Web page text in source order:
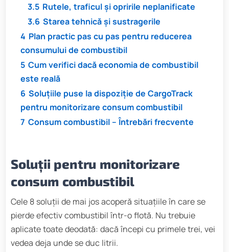
3.5 Rutele, traficul și opririle neplanificate
3.6 Starea tehnică și sustragerile
4 Plan practic pas cu pas pentru reducerea
consumului de combustibil
5 Cum verifici dacă economia de combustibil
este reală
6 Soluțiile puse la dispoziție de CargoTrack
pentru monitorizare consum combustibil
7 Consum combustibil – Întrebări frecvente
Soluții pentru monitorizare
consum combustibil
Cele 8 soluții de mai jos acoperă situațiile în care se
pierde efectiv combustibil într-o flotă. Nu trebuie
aplicate toate deodată: dacă începi cu primele trei, vei
vedea deja unde se duc litrii.